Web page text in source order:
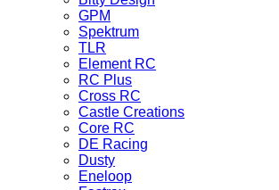
GPM
Spektrum
TLR
Element RC
RC Plus
Cross RC
Castle Creations
Core RC
DE Racing
Dusty
Eneloop